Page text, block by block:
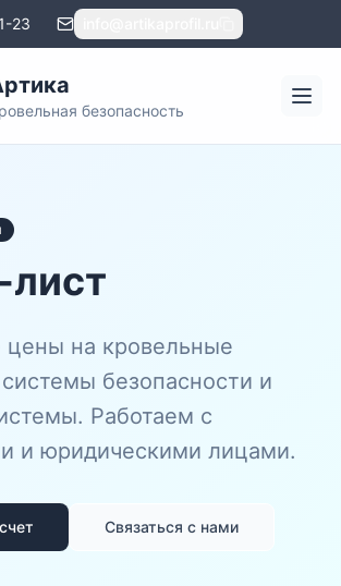
23
безопасность
цены на кровельные
безопасности и
Работаем с
и юридическими лицами.
Связаться с нами